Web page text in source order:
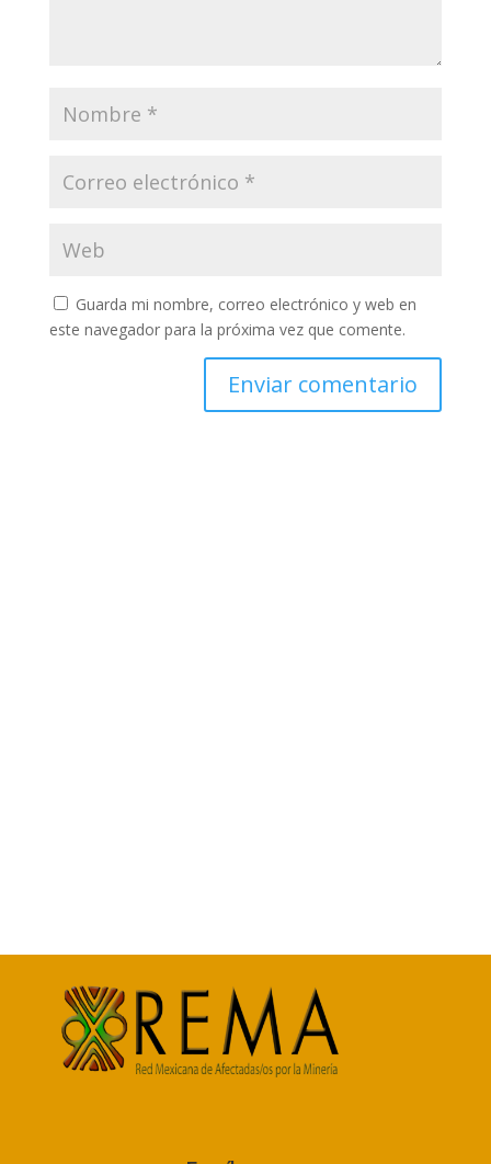
Guarda mi nombre, correo electrónico y web en
este navegador para la próxima vez que comente.